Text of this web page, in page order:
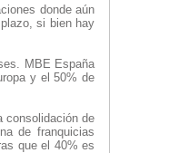
donde aún
si bien hay
MBE España
y el 50% de
consolidación de
de franquicias
que el 40% es